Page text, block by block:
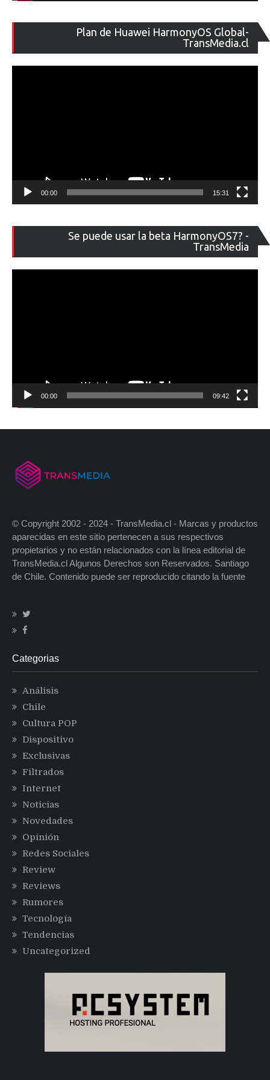
Plan de Huawei HarmonyOS Global-
TransMedia.cl
de
00:00 15:31
Se puede usar la beta HarmonyOS7? -
TransMedia
de
00:00 09:42
© Copyright 2002 - 2024 - TransMedia.cl - Marcas y productos
aparecidas en este sitio pertenecen a sus respectivos
propietarios y no están relacionados con la línea editorial de
TransMedia.cl Algunos Derechos son Reservados. Santiago
de Chile. Contenido puede ser reproducido citando la fuente
Categorias
Análisis
Chile
Cultura POP
Dispositivo
Exclusivas
Filtrados
Internet
Noticias
Novedades
Opinión
Redes Sociales
Review
Reviews
Rumores
Tecnología
Tendencias
Uncategorized